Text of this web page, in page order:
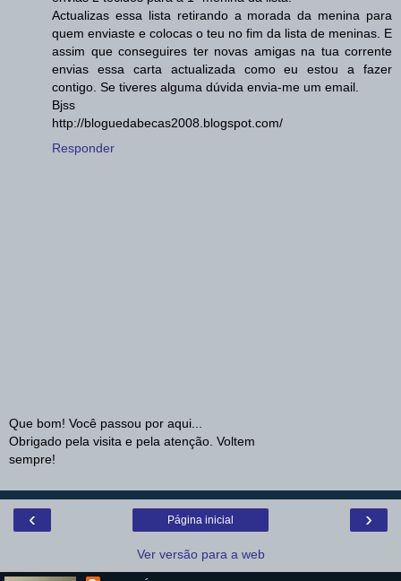
Actualizas essa lista retirando a morada da menina para
quem enviaste e colocas o teu no fim da lista de meninas. E
assim que conseguires ter novas amigas na tua corrente
envias essa carta actualizada como eu estou a fazer
contigo. Se tiveres alguma dúvida envia-me um email.
Bjss
http://bloguedabecas2008.blogspot.com/
Responder
Que bom! Você passou por aqui...
Obrigado pela visita e pela atenção. Voltem
sempre!
‹ ›
Página inicial
Ver versão para a web